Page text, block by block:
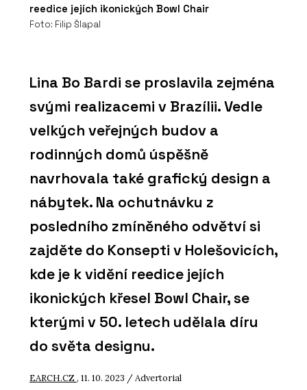
reedice jejích ikonických Bowl Chair
Foto: Filip Šlapal
Lina Bo Bardi se proslavila zejména
svými realizacemi v Brazílii. Vedle
velkých veřejných budov a
rodinných domů úspěšně
navrhovala také grafický design a
nábytek. Na ochutnávku z
posledního zmíněného odvětví si
zajděte do Konsepti v Holešovicích,
kde je k vidění reedice jejích
ikonických křesel Bowl Chair, se
kterými v 50. letech udělala díru
do světa designu.
EARCH.CZ , 11. 10. 2023 / Advertorial